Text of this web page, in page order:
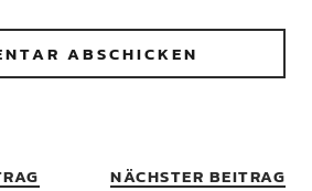
NÄCHSTER BEITRAG